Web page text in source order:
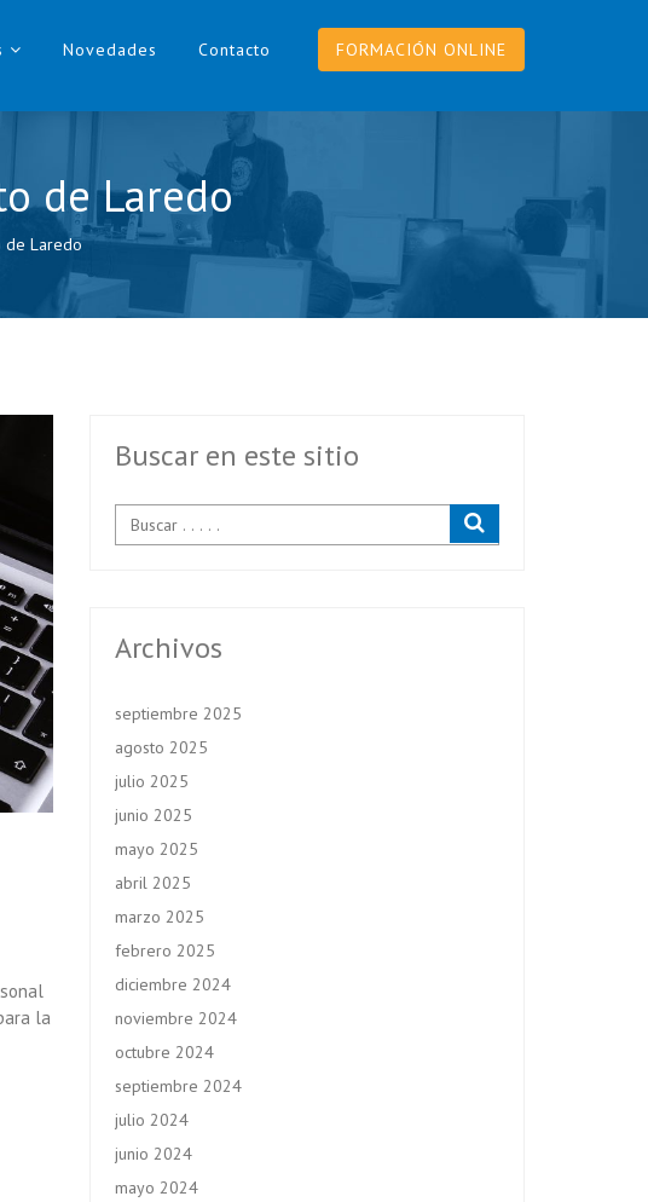
Novedades Contacto FORMACIÓN ONLINE
de Laredo
de Laredo
la
Buscar en este sitio
Archivos
septiembre 2025
agosto 2025
julio 2025
junio 2025
mayo 2025
abril 2025
marzo 2025
febrero 2025
diciembre 2024
noviembre 2024
octubre 2024
septiembre 2024
julio 2024
junio 2024
mayo 2024